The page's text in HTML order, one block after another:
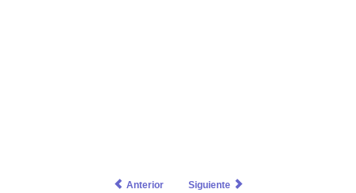
Anterior Siguiente